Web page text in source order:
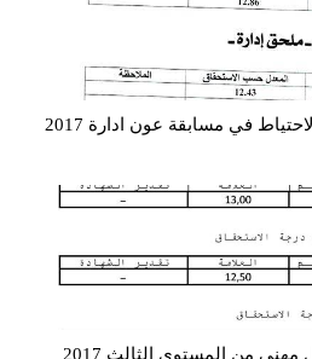
القائمة الاسمية للناجحين و لاحتياط في مسابقة عون ادارة 2017
النتائج النهائية لمسابقة عامل مهني من المستوى الثالث 2017